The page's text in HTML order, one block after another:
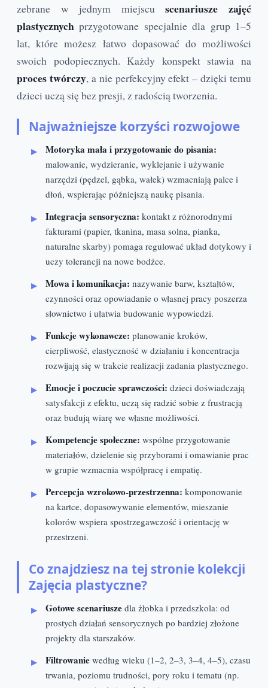
zebrane w jednym miejscuscenariusze zajęć
plastycznych przygotowane specjalnie dla grup 1–5
lat, które możesz łatwo dopasować do możliwości
swoich podopiecznych. Każdy konspekt stawia na
proces twórczy, a nie perfekcyjny efekt – dzięki temu
dzieci uczą się bez presji, z radością tworzenia.
Najważniejsze korzyści rozwojowe
Motoryka mała i przygotowanie do pisania:
malowanie, wydzieranie, wyklejanie i używanie
narzędzi (pędzel, gąbka, wałek) wzmacniają palce i
dłoń, wspierając późniejszą naukę pisania.
Integracja sensoryczna: kontakt z różnorodnymi
fakturami (papier, tkanina, masa solna, pianka,
naturalne skarby) pomaga regulować układ dotykowy i
uczy tolerancji na nowe bodźce.
Mowa i komunikacja: nazywanie barw, kształtów,
czynności oraz opowiadanie o własnej pracy poszerza
słownictwo i ułatwia budowanie wypowiedzi.
Funkcje wykonawcze: planowanie kroków,
cierpliwość, elastyczność w działaniu i koncentracja
rozwijają się w trakcie realizacji zadania plastycznego.
Emocje i poczucie sprawczości: dzieci doświadczają
satysfakcji z efektu, uczą się radzić sobie z frustracją
oraz budują wiarę we własne możliwości.
Kompetencje społeczne: wspólne przygotowanie
materiałów, dzielenie się przyborami i omawianie prac
w grupie wzmacnia współpracę i empatię.
Percepcja wzrokowo-przestrzenna: komponowanie
na kartce, dopasowywanie elementów, mieszanie
kolorów wspiera spostrzegawczość i orientację w
przestrzeni.
Co znajdziesz na tej stronie kolekcji
Zajęcia plastyczne?
Gotowe scenariusze dla żłobka i przedszkola: od
prostych działań sensorycznych po bardziej złożone
projekty dla starszaków.
Filtrowanie według wieku (1–2, 2–3, 3–4, 4–5), czasu
trwania, poziomu trudności, pory roku i tematu (np.